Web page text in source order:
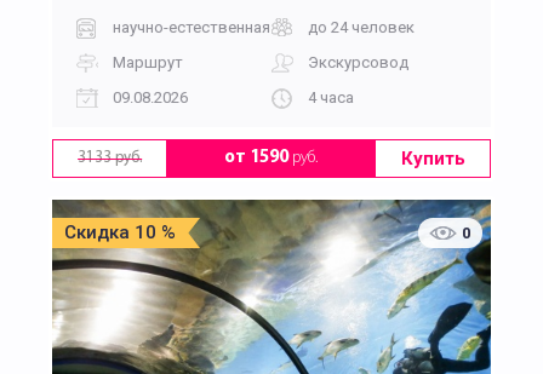
научно-естественная
до 24 человек
Маршрут
Экскурсовод
09.08.2026
4 часа
3133 руб. от 1590руб. Купить
Скидка 10 % 0